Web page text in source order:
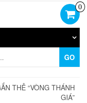
0
GO
THẺ “VÒNG THÁNH
GIÁ”